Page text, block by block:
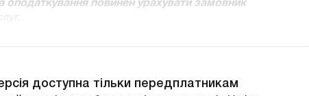
оподаткування повинен урахувати замовник
доступна тільки передплатникам